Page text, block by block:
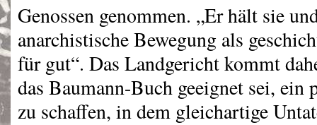
Genossen genommen. „Er hält sie
anarchistische Bewegung als
für gut“. Das Landgericht kommt
das Baumann-Buch geeignet sei,
zu schaffen, in dem gleichartige